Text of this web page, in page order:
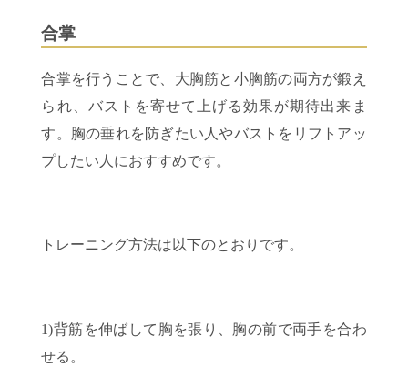
合掌
合掌を行うことで、大胸筋と小胸筋の両方が鍛え
られ、バストを寄せて上げる効果が期待出来ま
す。胸の垂れを防ぎたい人やバストをリフトアッ
プしたい人におすすめです。
トレーニング方法は以下のとおりです。
1)背筋を伸ばして胸を張り、胸の前で両手を合わ
せる。